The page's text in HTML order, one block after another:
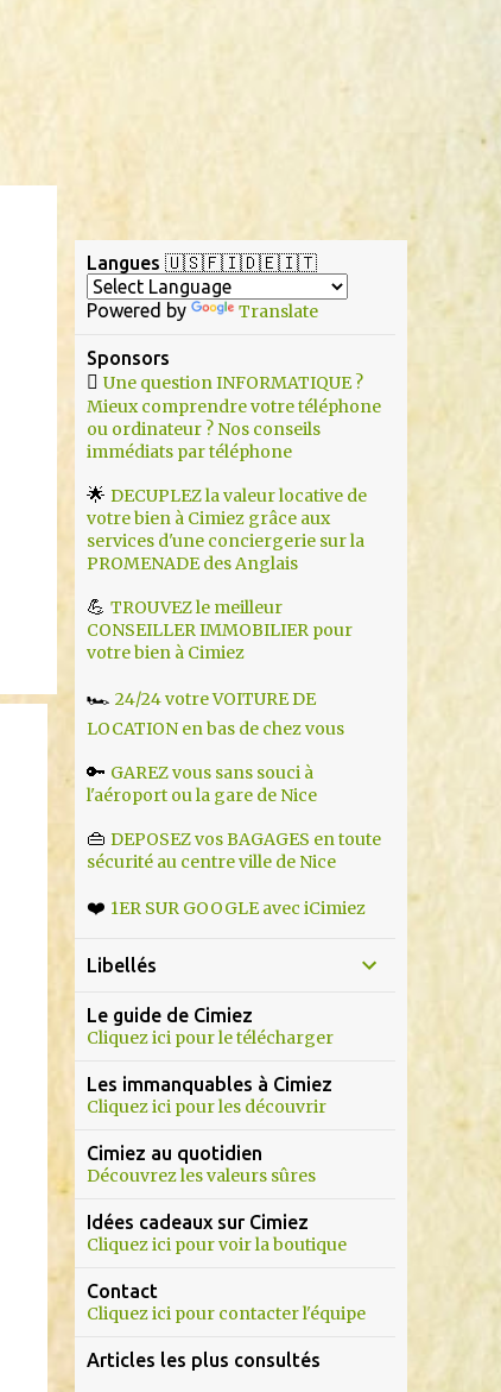
Langues 🇺🇸🇫🇮🇩🇪🇮🇹
Powered by Translate
Sponsors
 Une question INFORMATIQUE ?
Mieux comprendre votre téléphone
ou ordinateur ? Nos conseils
immédiats par téléphone
🌟 DECUPLEZ la valeur locative de
votre bien à Cimiez grâce aux
services d'une conciergerie sur la
PROMENADE des Anglais
💪 TROUVEZ le meilleur
CONSEILLER IMMOBILIER pour
votre bien à Cimiez
🏎️ 24/24 votre VOITURE DE
LOCATION en bas de chez vous
🔑 GAREZ vous sans souci à
l'aéroport ou la gare de Nice
👜 DEPOSEZ vos BAGAGES en toute
sécurité au centre ville de Nice
❤️ 1ER SUR GOOGLE avec iCimiez
Libellés
Le guide de Cimiez
Cliquez ici pour le télécharger
Les immanquables à Cimiez
Cliquez ici pour les découvrir
Cimiez au quotidien
Découvrez les valeurs sûres
Idées cadeaux sur Cimiez
Cliquez ici pour voir la boutique
Contact
Cliquez ici pour contacter l'équipe
Articles les plus consultés